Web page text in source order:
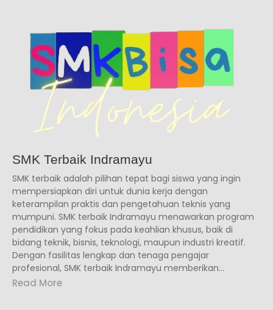
SMK Terbaik Indramayu
SMK terbaik adalah pilihan tepat bagi siswa yang ingin
mempersiapkan diri untuk dunia kerja dengan
keterampilan praktis dan pengetahuan teknis yang
mumpuni. SMK terbaik Indramayu menawarkan program
pendidikan yang fokus pada keahlian khusus, baik di
bidang teknik, bisnis, teknologi, maupun industri kreatif.
Dengan fasilitas lengkap dan tenaga pengajar
profesional, SMK terbaik Indramayu memberikan...
Read More